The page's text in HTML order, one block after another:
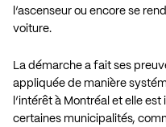
l’ascenseur ou encore se
voiture.
La démarche a fait ses
appliquée de manière
l’intérêt à Montréal et elle est
certaines municipalités,